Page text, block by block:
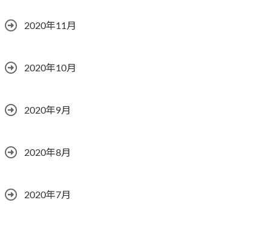
2020年11月
2020年10月
2020年9月
2020年8月
2020年7月